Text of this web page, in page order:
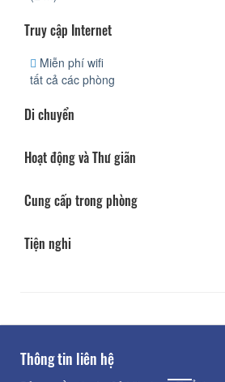
Truy cập Internet
Miễn phí wifi
tất cả các phòng
Di chuyển
Hoạt động và Thư giãn
Cung cấp trong phòng
Tiện nghi
Thông tin liên hệ